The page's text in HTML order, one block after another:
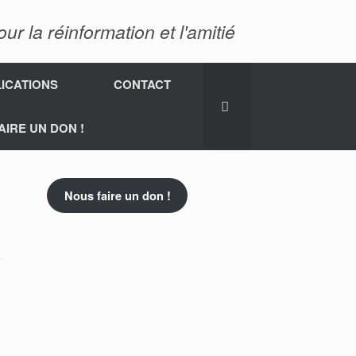
la réinformation et l'amitié
CONTACT
UN DON !
Nous faire un don !